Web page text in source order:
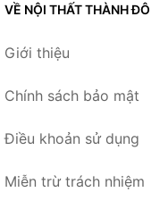
VỀ NỘI THẤT THÀNH ĐÔ
Giới thiệu
Chính sách bảo mật
Điều khoản sử dụng
Miễn trừ trách nhiệm